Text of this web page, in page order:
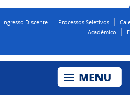
Ingresso Discente Processos Seletivos
Acadêmico